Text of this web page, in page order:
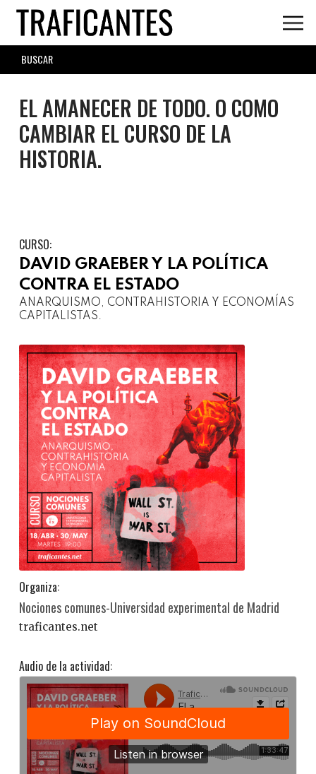
Skip
main
content
SEARCH
FORM
EL AMANECER DE TODO. O COMO
CAMBIAR EL CURSO DE LA
HISTORIA.
CURSO:
DAVID GRAEBER Y LA POLÍTICA
CONTRA EL ESTADO
ANARQUISMO, CONTRAHISTORIA Y ECONOMÍAS
CAPITALISTAS.
Organiza:
Nociones comunes-Universidad experimental de Madrid
traficantes.net
Audio de la actividad: